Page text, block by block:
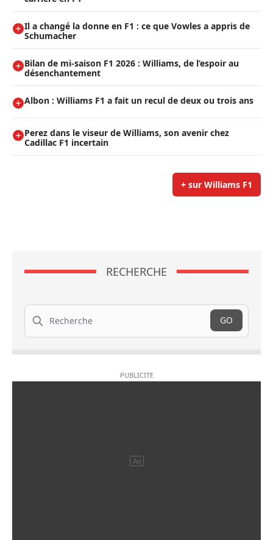
Il a changé la donne en F1 : ce que Vowles a appris de
Schumacher
Bilan de mi-saison F1 2026 : Williams, de l’espoir au
désenchantement
Albon : Williams F1 a fait un recul de deux ou trois ans
Perez dans le viseur de Williams, son avenir chez
Cadillac F1 incertain
+ sur Williams F1
RECHERCHE
Recherche
GO